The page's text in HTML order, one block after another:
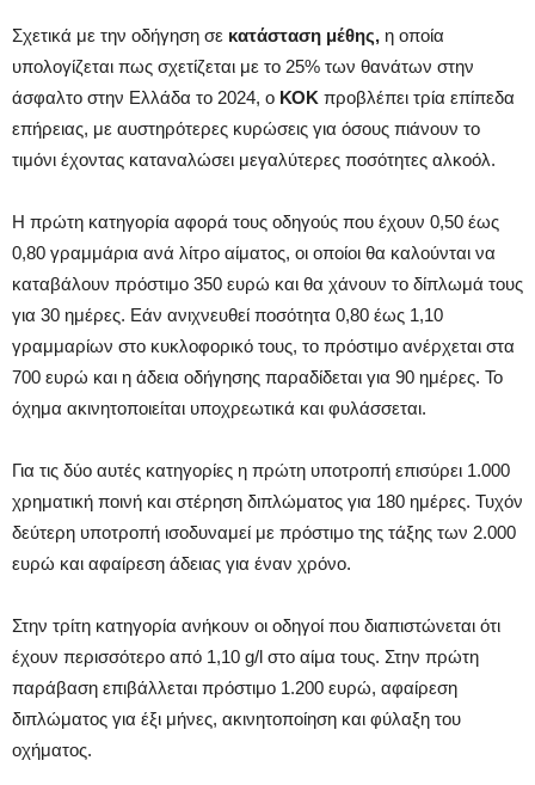
Σχετικά με την οδήγηση σε κατάσταση μέθης, η οποία
υπολογίζεται πως σχετίζεται με το 25% των θανάτων στην
άσφαλτο στην Ελλάδα το 2024, ο ΚΟΚ προβλέπει τρία επίπεδα
επήρειας, με αυστηρότερες κυρώσεις για όσους πιάνουν το
τιμόνι έχοντας καταναλώσει μεγαλύτερες ποσότητες αλκοόλ.
Η πρώτη κατηγορία αφορά τους οδηγούς που έχουν 0,50 έως
0,80 γραμμάρια ανά λίτρο αίματος, οι οποίοι θα καλούνται να
καταβάλουν πρόστιμο 350 ευρώ και θα χάνουν το δίπλωμά τους
για 30 ημέρες. Εάν ανιχνευθεί ποσότητα 0,80 έως 1,10
γραμμαρίων στο κυκλοφορικό τους, το πρόστιμο ανέρχεται στα
700 ευρώ και η άδεια οδήγησης παραδίδεται για 90 ημέρες. Το
όχημα ακινητοποιείται υποχρεωτικά και φυλάσσεται.
Για τις δύο αυτές κατηγορίες η πρώτη υποτροπή επισύρει 1.000
χρηματική ποινή και στέρηση διπλώματος για 180 ημέρες. Τυχόν
δεύτερη υποτροπή ισοδυναμεί με πρόστιμο της τάξης των 2.000
ευρώ και αφαίρεση άδειας για έναν χρόνο.
Στην τρίτη κατηγορία ανήκουν οι οδηγοί που διαπιστώνεται ότι
έχουν περισσότερο από 1,10 g/l στο αίμα τους. Στην πρώτη
παράβαση επιβάλλεται πρόστιμο 1.200 ευρώ, αφαίρεση
διπλώματος για έξι μήνες, ακινητοποίηση και φύλαξη του
οχήματος.